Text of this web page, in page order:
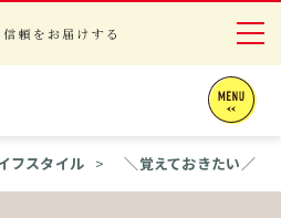
フスタイル ＼覚えておきたい／お